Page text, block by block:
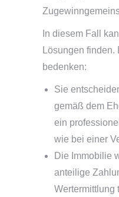
In diesem Fall
Lösungen
bedenken:
Sie
gemäß dem
ein
wie bei einer
Die Immobilie
anteilige
Wertermittlung